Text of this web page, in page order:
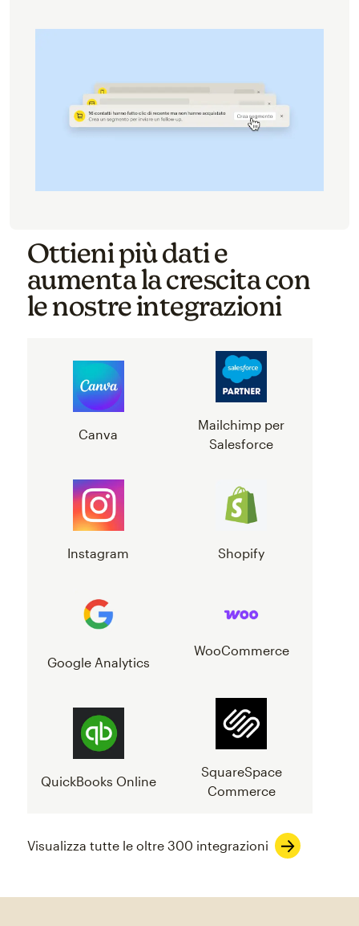
Ottieni più dati e
aumenta la crescita con
le nostre integrazioni
Canva
Mailchimp per
Salesforce
Instagram Shopify
Google Analytics
WooCommerce
QuickBooks Online
SquareSpace
Commerce
Visualizza tutte le oltre 300 integrazioni